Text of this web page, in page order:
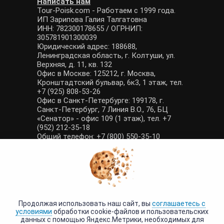
Tour-Poisk.com - Работаем с 1999 года.
ИП Зарипова Галия Талгатовна
ИНН: 782300178655 / ОГРНИП:
305781901300039
Юридический адрес: 188688,
Ленинградская область, г. Колтуши, ул.
Верхняя, д. 11, кв. 132
Офис в Москве: 125212, г. Москва,
Кронштадтский бульвар, 6к3, 1 этаж, тел.
+7 (925) 808-53-26
Офис в Санкт-Петербурге: 199178, г.
Санкт-Петербург, 7 Линия В.О., 76, БЦ
«Сенатор» - офис 109 (1 этаж), тел. +7
(952) 212-35-18
Общий телефон: +7 (800) 550-35-10
E-mail: manager@tour-poisk.com (общие
вопросы), admin@tour-poisk.com (жалобы)
Номер в Общероссийском реестре
туристических агентств: РТА 0003424
Политика конфиденциальности
Продолжая использовать наш сайт, вы соглашаетесь с
условиями обработки cookie-файлов и пользовательских
данных с помощью Яндекс.Метрики, необходимых для